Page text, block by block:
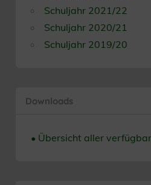
Schuljahr 2021/22
Schuljahr 2020/21
Schuljahr 2019/20
Downloads
• Übersicht aller